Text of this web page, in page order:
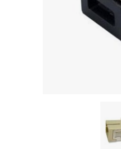
Server equipment
UPS
Server equipment
Video conferencing